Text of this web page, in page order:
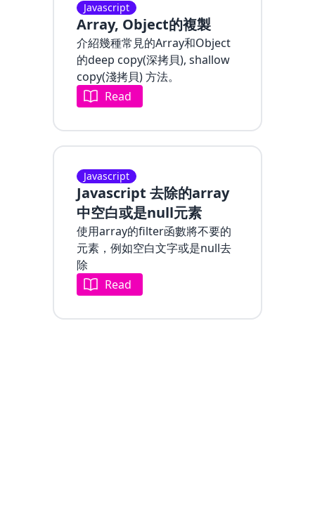
Javascript
Array, Object的複製
介紹幾種常見的Array和Object
的deep copy(深拷貝), shallow
copy(淺拷貝) 方法。
Read
Javascript
Javascript 去除的array
中空白或是null元素
使用array的filter函數將不要的
元素，例如空白文字或是null去
除
Read